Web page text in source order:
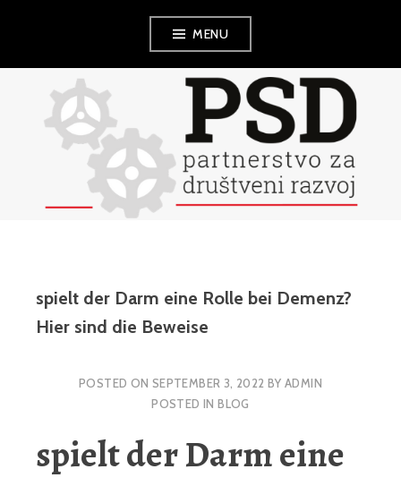
MENU
PSD
spielt der Darm eine Rolle bei Demenz?
Hier sind die Beweise
POSTED ON SEPTEMBER 3, 2022 BYADMIN
POSTED INBLOG
spielt der Darm eine